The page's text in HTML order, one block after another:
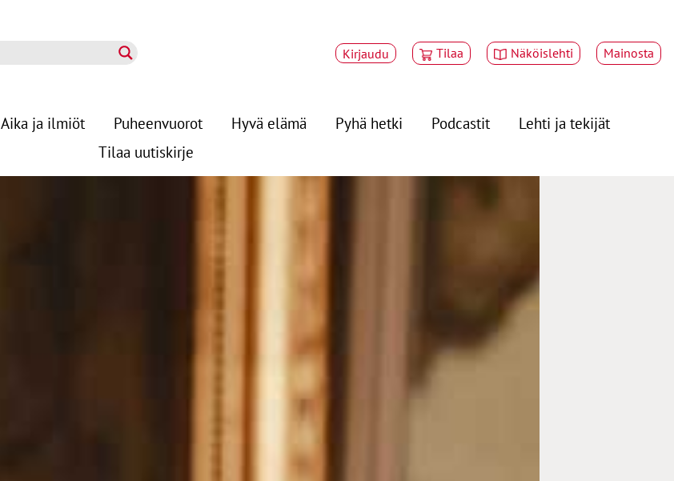
Kirjaudu Tilaa Näköislehti Mainosta
Aika ja ilmiöt Puheenvuorot Hyvä elämä Pyhä hetki Podcastit
Lehti ja tekijät
Tilaa uutiskirje